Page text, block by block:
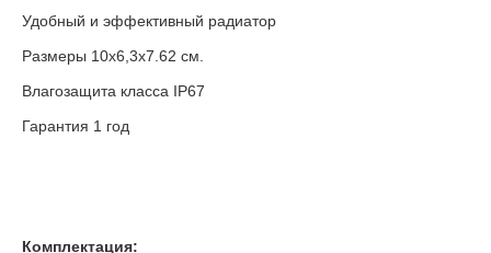
Удобный и эффективный радиатор
Размеры 10х6,3х7.62 см.
Влагозащита класса IP67
Гарантия 1 год
Комплектация: